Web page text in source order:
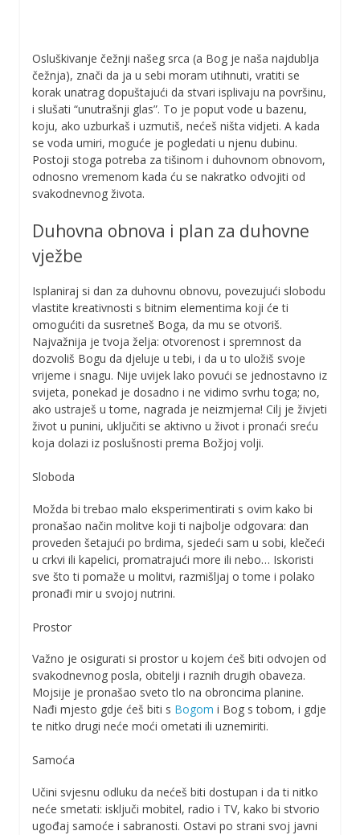
Osluškivanje čežnji našeg srca (a Bog je naša najdublja
čežnja), znači da ja u sebi moram utihnuti, vratiti se
korak unatrag dopuštajući da stvari isplivaju na površinu,
i slušati “unutrašnji glas”. To je poput vode u bazenu,
koju, ako uzburkaš i uzmutiš, nećeš ništa vidjeti. A kada
se voda umiri, moguće je pogledati u njenu dubinu.
Postoji stoga potreba za tišinom i duhovnom obnovom,
odnosno vremenom kada ću se nakratko odvojiti od
svakodnevnog života.
Duhovna obnova i plan za duhovne
vježbe
Isplaniraj si dan za duhovnu obnovu, povezujući slobodu
vlastite kreativnosti s bitnim elementima koji će ti
omogućiti da susretneš Boga, da mu se otvoriš.
Najvažnija je tvoja želja: otvorenost i spremnost da
dozvoliš Bogu da djeluje u tebi, i da u to uložiš svoje
vrijeme i snagu. Nije uvijek lako povući se jednostavno iz
svijeta, ponekad je dosadno i ne vidimo svrhu toga; no,
ako ustraješ u tome, nagrada je neizmjerna! Cilj je živjeti
život u punini, uključiti se aktivno u život i pronaći sreću
koja dolazi iz poslušnosti prema Božjoj volji.
Sloboda
Možda bi trebao malo eksperimentirati s ovim kako bi
pronašao način molitve koji ti najbolje odgovara: dan
proveden šetajući po brdima, sjedeći sam u sobi, klečeći
u crkvi ili kapelici, promatrajući more ili nebo… Iskoristi
sve što ti pomaže u molitvi, razmišljaj o tome i polako
pronađi mir u svojoj nutrini.
Prostor
Važno je osigurati si prostor u kojem ćeš biti odvojen od
svakodnevnog posla, obitelji i raznih drugih obaveza.
Mojsije je pronašao sveto tlo na obroncima planine.
Nađi mjesto gdje ćeš biti s Bogom i Bog s tobom, i gdje
te nitko drugi neće moći ometati ili uznemiriti.
Samoća
Učini svjesnu odluku da nećeš biti dostupan i da ti nitko
neće smetati: isključi mobitel, radio i TV, kako bi stvorio
ugođaj samoće i sabranosti. Ostavi po strani svoj javni